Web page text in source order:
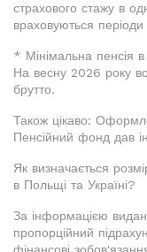
страхового стажу в
враховуються
* Мінімальна пенсія
На весну 2026 року
брутто.
Також цікаво:
Пенсійний фонд дав
Як визначається
в Польщі та Україні?
За інформацією
пропорційний